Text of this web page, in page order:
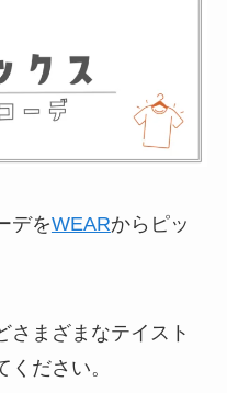
デをWEARからピッ
さまざまなテイスト
ださい。